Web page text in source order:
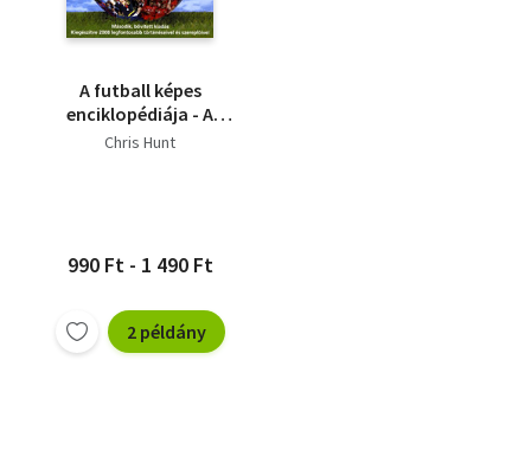
A futball képes
enciklopédiája - A
kezdetektől napjainkig
Chris Hunt
990 Ft - 1 490 Ft
2 példány